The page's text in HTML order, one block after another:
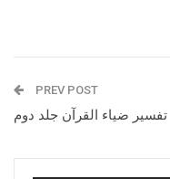
PREV POST
تفسیر ضیاء القرآن جلد دوم